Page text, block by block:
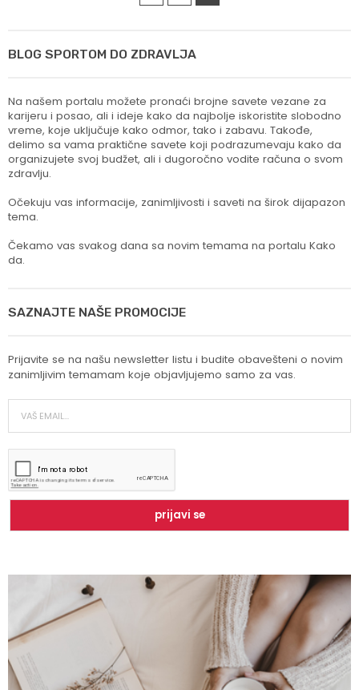
BLOG SPORTOM DO ZDRAVLJA
Na našem portalu možete pronaći brojne savete vezane za
karijeru i posao, ali i ideje kako da najbolje iskoristite slobodno
vreme, koje uključuje kako odmor, tako i zabavu. Takođe,
delimo sa vama praktične savete koji podrazumevaju kako da
organizujete svoj budžet, ali i dugoročno vodite računa o svom
zdravlju.
Očekuju vas informacije, zanimljivosti i saveti na širok dijapazon
tema.
Čekamo vas svakog dana sa novim temama na portalu Kako
da.
SAZNAJTE NAŠE PROMOCIJE
Prijavite se na našu newsletter listu i budite obavešteni o novim
zanimljivim temamam koje objavljujemo samo za vas.
Zbog čega je zumba sve popularnija?